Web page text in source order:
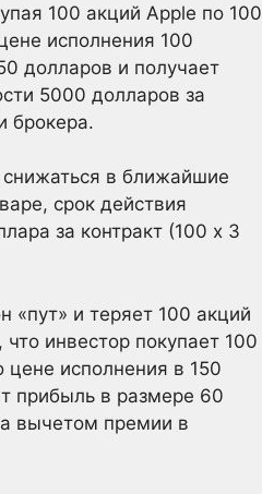
100 акций Apple по 100
исполнения 100
долларов и получает
5000 долларов за
брокера.
снижаться в ближайшие
срок действия
за контракт (100 х 3
«пут» и теряет 100 акций
инвестор покупает 100
исполнения в 150
прибыль в размере 60
вычетом премии в